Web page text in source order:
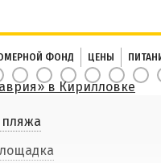
озеро
АРАБАТКИ
ФОНД ЦЕНЫ
пляжа